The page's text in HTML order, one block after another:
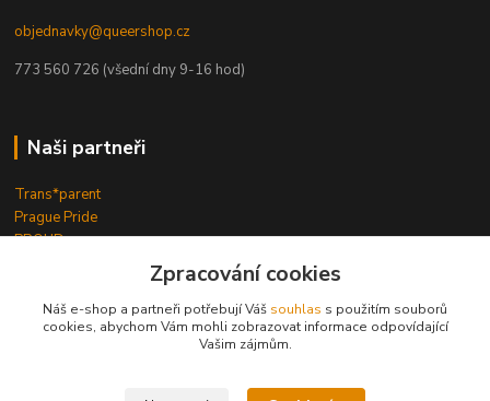
objednavky@queershop.cz
773 560 726 (všední dny 9-16 hod)
Naši partneři
Trans*parent
Prague Pride
PROUD
Stud Brno
Mezipatra
Zpracování cookies
Náš e-shop a partneři potřebují Váš souhlas s použitím souborů
cookies, abychom Vám mohli zobrazovat informace odpovídající
Vašim zájmům.